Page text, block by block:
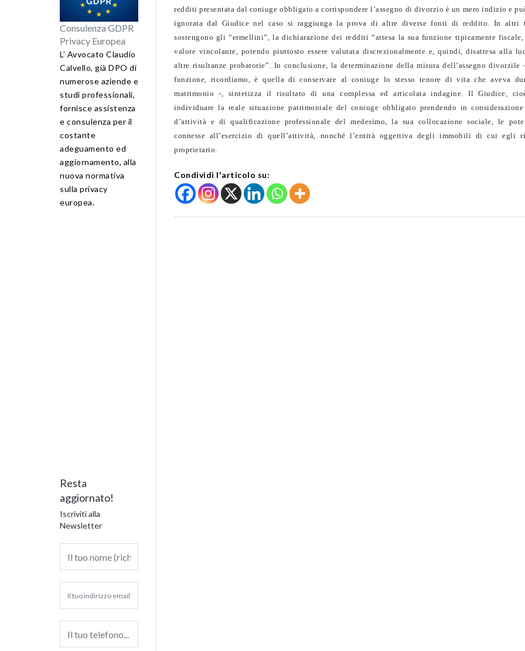
Consulenza GDPR
Privacy Europea
L’ Avvocato Claudio
Calvello, già DPO di
numerose aziende e
studi professionali,
fornisce assistenza
e consulenza per il
costante
adeguamento ed
aggiornamento, alla
nuova normativa
sulla privacy
europea.
Resta
aggiornato!
Iscriviti alla
Newsletter
redditi presentata dal coniuge obbligato a corrispondere l’assegno di divorzio è un mero indizio e
ignorata dal Giudice nel caso si raggiunga la prova di altre diverse fonti di reddito. In altri
sostengono gli “ermellini”, la dichiarazione dei redditi “attesa la sua funzione tipicamente fiscale,
valore vincolante, potendo piuttosto essere valutata discrezionalmente e, quindi, disattesa alla
altre risultanze probatorie”. In conclusione, la determinazione della misura dell’assegno divorzile
funzione, ricordiamo, è quella di conservare al coniuge lo stesso tenore di vita che aveva
matrimonio -, sintetizza il risultato di una complessa ed articolata indagine. Il Giudice,
individuare la reale situazione patrimoniale del coniuge obbligato prendendo in
d’attività e di qualificazione professionale del medesimo, la sua collocazione sociale, le
connesse all’esercizio di quell’attività, nonché l’entità oggettiva degli immobili di cui egli
proprietario.
Condividi l'articolo su: